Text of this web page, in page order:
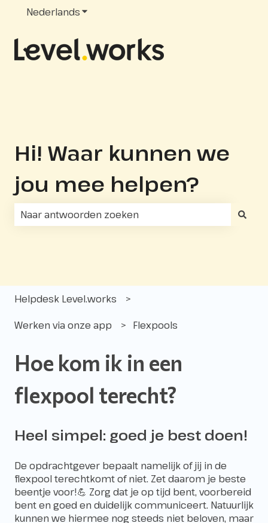
NederlandsSubmenu tonen voor vertalingen
Hi! Waar kunnen we
jou mee helpen?
Helpdesk Level.works
Werken via onze app Flexpools
Hoe kom ik in een
flexpool terecht?
Heel simpel: goed je best doen!
De opdrachtgever bepaalt namelijk of jij in de
flexpool terechtkomt of niet. Zet daarom je beste
beentje voor!💪 Zorg dat je op tijd bent, voorbereid
bent en goed en duidelijk communiceert. Natuurlijk
kunnen we hiermee nog steeds niet beloven, maar